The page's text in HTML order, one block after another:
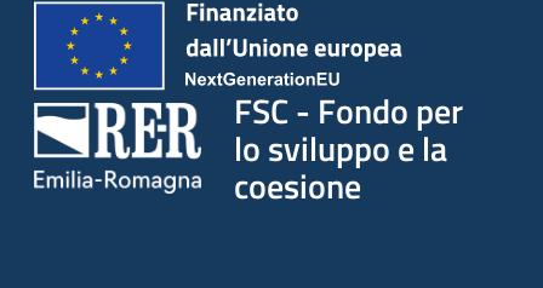
FSC - Fondo per
lo sviluppo e la
coesione